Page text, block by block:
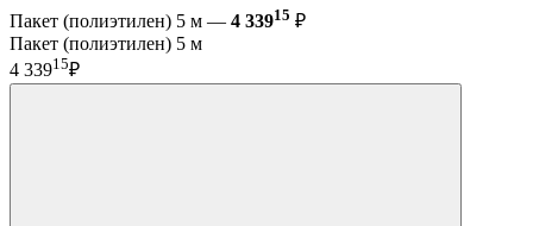
Пакет (полиэтилен) 5 м — 4 33915 ₽
Пакет (полиэтилен) 5 м
4 33915₽